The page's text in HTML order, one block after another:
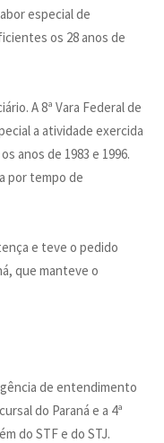
especial de
os 28 anos de
A 8ª Vara Federal de
a atividade exercida
anos de 1983 e 1996.
por tempo de
e teve o pedido
que manteve o
de entendimento
do Paraná e a 4ª
do STF e do STJ.